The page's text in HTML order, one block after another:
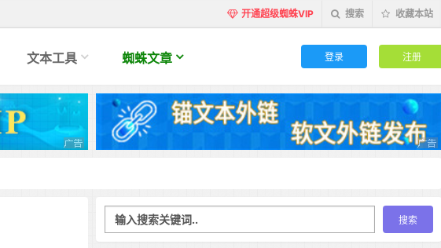
开通超级蜘蛛VIP 搜索 收藏本站
文本工具 蜘蛛文章 登录 注册